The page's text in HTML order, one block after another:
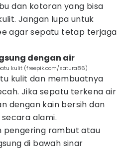
dan kotoran yang bisa
Jangan lupa untuk
agar sepatu tetap terjaga
dengan air
kulit (freepik.com/satura86)
kulit dan membuatnya
Jika sepatu terkena air
dengan kain bersih dan
alami.
pengering rambut atau
di bawah sinar